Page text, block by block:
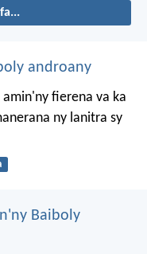
androany
fierena va ka
ny lanitra sy
Baiboly